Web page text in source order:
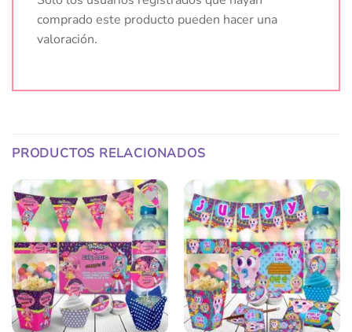
comprado este producto pueden hacer una
valoración.
PRODUCTOS RELACIONADOS
Añadir
a la
lista
de
deseos
Añadir
a la
lista
de
deseos